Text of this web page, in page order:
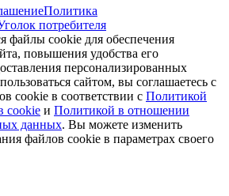
Политика
потребителя
файлы cookie для обеспечения
повышения удобства его
персонализированных
сайтом, вы соглашаетесь с
cookie в соответствии с Политикой
cookie и Политикой в отношении
данных. Вы можете изменить
файлов cookie в параметрах своего